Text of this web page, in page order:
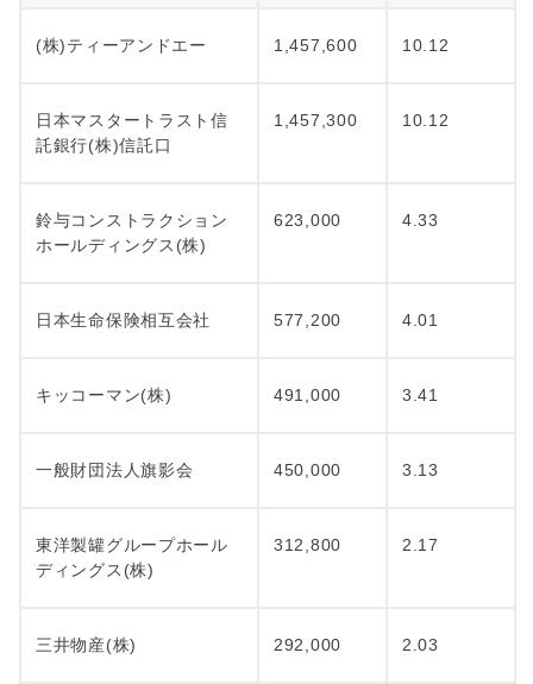
(株)ティーアンドエー 1,457,600 10.12
日本マスタートラスト信
託銀行(株)信託口
1,457,300 10.12
鈴与コンストラクション
ホールディングス(株)
623,000 4.33
日本生命保険相互会社 577,200 4.01
キッコーマン(株) 491,000 3.41
一般財団法人旗影会 450,000 3.13
東洋製罐グループホール
ディングス(株)
312,800 2.17
三井物産(株) 292,000 2.03